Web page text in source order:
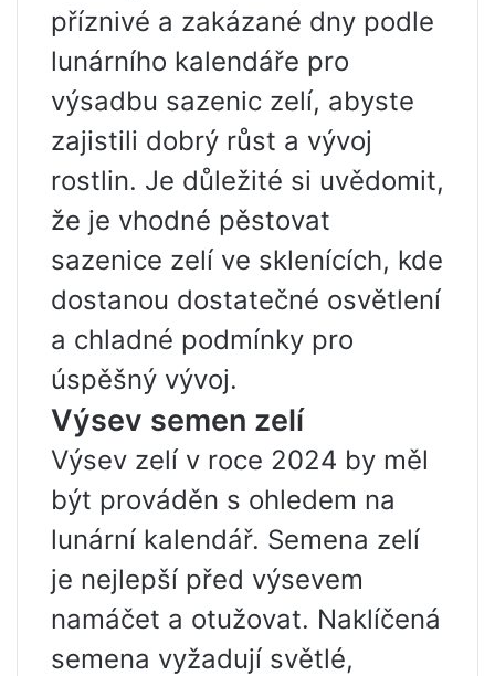
příznivé a zakázané dny podle
lunárního kalendáře pro
výsadbu sazenic zelí, abyste
zajistili dobrý růst a vývoj
rostlin. Je důležité si uvědomit,
že je vhodné pěstovat
sazenice zelí ve sklenících, kde
dostanou dostatečné osvětlení
a chladné podmínky pro
úspěšný vývoj.
Výsev semen zelí
Výsev zelí v roce 2024 by měl
být prováděn s ohledem na
lunární kalendář. Semena zelí
je nejlepší před výsevem
namáčet a otužovat. Naklíčená
semena vyžadují světlé,